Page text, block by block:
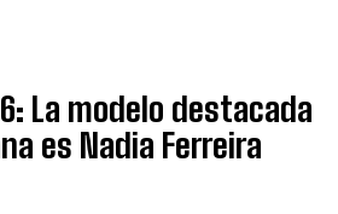
La modelo destacada
es Nadia Ferreira